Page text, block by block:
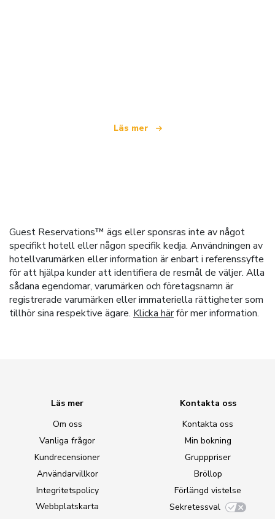
Läs mer
Guest Reservations™ ägs eller sponsras inte av något
specifikt hotell eller någon specifik kedja. Användningen av
hotellvarumärken eller information är enbart i referenssyfte
för att hjälpa kunder att identifiera de resmål de väljer. Alla
sådana egendomar, varumärken och företagsnamn är
registrerade varumärken eller immateriella rättigheter som
tillhör sina respektive ägare. Klicka härför mer information.
Läs mer
Om oss
Vanliga frågor
Kundrecensioner
Användarvillkor
Integritetspolicy
Webbplatskarta
Kontakta oss
Kontakta oss
Min bokning
Grupppriser
Bröllop
Förlängd vistelse
Sekretessval